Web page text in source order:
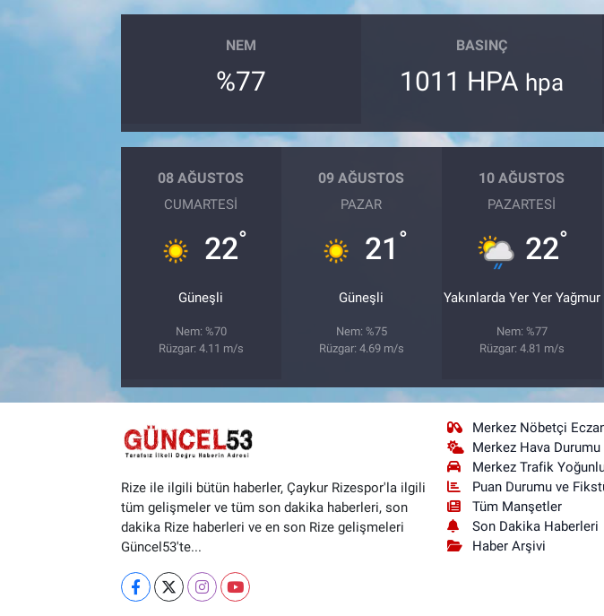
NEM
%77
BASINÇ
1011 HPA hpa
08 AĞUSTOS
CUMARTESI
22°
Güneşli
Nem: %70
Rüzgar: 4.11 m/s
09 AĞUSTOS
PAZAR
21 °
Güneşli
Nem: %75
Rüzgar: 4.69 m/s
10 AĞUSTOS
PAZARTESI
22°
Yakınlarda Yer Yer Yağmur
Nem: %77
Rüzgar: 4.81 m/s
Rize ile ilgili bütün haberler, Çaykur Rizespor'la ilgili
tüm gelişmeler ve tüm son dakika haberleri, son
dakika Rize haberleri ve en son Rize gelişmeleri
Güncel53'te...
Merkez Nöbetçi
Merkez Hava Durumu
Merkez Trafik
Puan Durumu ve
Tüm Manşetler
Son Dakika Haberleri
Haber Arşivi